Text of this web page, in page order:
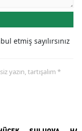
etmiş sayılırsınız
yazın, tartışalım *